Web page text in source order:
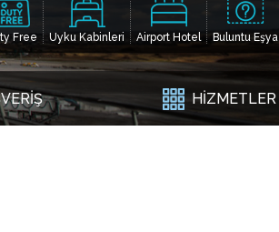
Free Uyku Kabinleri Airport Hotel Buluntu Eşya
HİZMETLER